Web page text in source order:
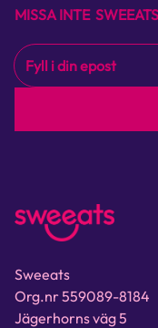
MISSA INTE
Sweeats
Org.nr 559089-8184
Jägerhorns väg 5